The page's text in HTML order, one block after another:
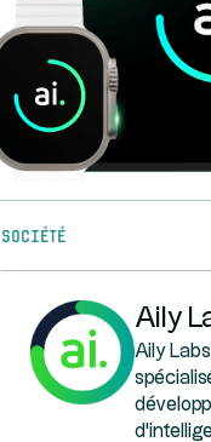
Société
Aily
Aily